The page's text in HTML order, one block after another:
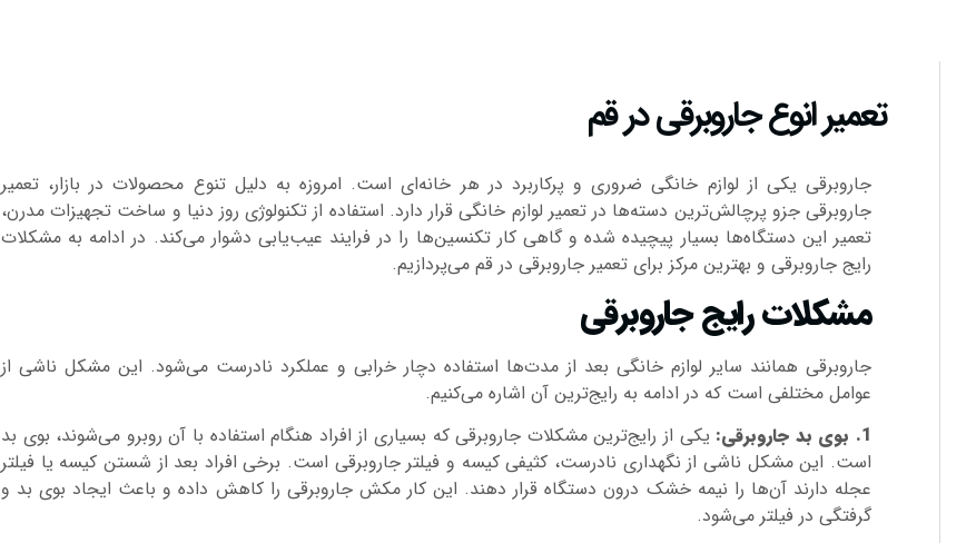
تعمیر انوع جاروبرقی در قم
جاروبرقی یکی از لوازم خانگی ضروری و پرکاربرد در هر خانه‌ای است. امروزه به دلیل تنوع محصولات در بازار، تعمیر
جاروبرقی جزو پرچالش‌ترین دسته‌ها در تعمیر لوازم خانگی قرار دارد. استفاده از تکنولوژی روز دنیا و ساخت تجهیزات مدرن،
تعمیر این دستگاه‌ها بسیار پیچیده شده و گاهی کار تکنسین‌ها را در فرایند عیب‌یابی دشوار می‌کند. در ادامه به مشکلات
رایج جارو‌برقی و بهترین مرکز برای تعمیر جاروبرقی در قم می‌پردازیم.
مشکلات رایج جاروبرقی
جاروبرقی همانند سایر لوازم خانگی بعد از مدت‌ها استفاده دچار خرابی و عملکرد نادرست می‌شود. این مشکل ناشی از
عوامل مختلفی است که در ادامه به رایج‌ترین آن اشاره می‌کنیم.
1. بوی بد جاروبرقی:
یکی از رایج‌ترین مشکلات جاروبرقی که بسیاری از افراد هنگام استفاده با آن روبرو می‌شوند، بوی بد
است. این مشکل ناشی از نگهداری نادرست، کثیفی کیسه و فیلتر جاروبرقی است. برخی افراد بعد از شستن کیسه یا فیلتر
عجله دارند آن‌ها را نیمه خشک درون دستگاه قرار دهند. این کار مکش جاروبرقی را کاهش داده و باعث ایجاد بوی بد و
گرفتگی در فیلتر می‌شود.